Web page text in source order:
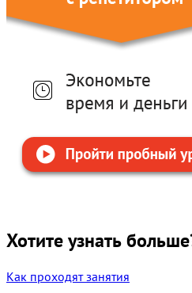
Хотите узнать
Как проходят занятия